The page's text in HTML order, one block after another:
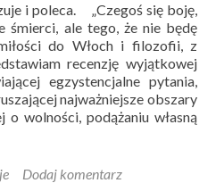
i poleca. „Czegoś się boję,
śmierci, ale tego, że nie będę
do Włoch i filozofii, z
recenzję wyjątkowej
egzystencjalne pytania,
najważniejsze obszary
o wolności, podążaniu własną
Dodaj komentarz